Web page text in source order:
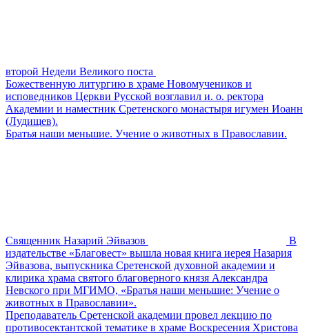
второй Недели Великого поста
Божественную литургию в храме Новомучеников и
исповедников Церкви Русской возглавил и. о. ректора
Академии и наместник Сретенского монастыря игумен Иоанн
(Лудищев).
Братья наши меньшие. Учение о животных в Православии.
Священник Назарий Эйвазов
В
издательстве «Благовест» вышла новая книга иерея Назария
Эйвазова, выпускника Сретенской духовной академии и
клирика храма святого благоверного князя Александра
Невского при МГИМО, «Братья наши меньшие: Учение о
животных в Православии».
Преподаватель Сретенской академии провел лекцию по
противосектантской тематике в храме Воскресения Христова